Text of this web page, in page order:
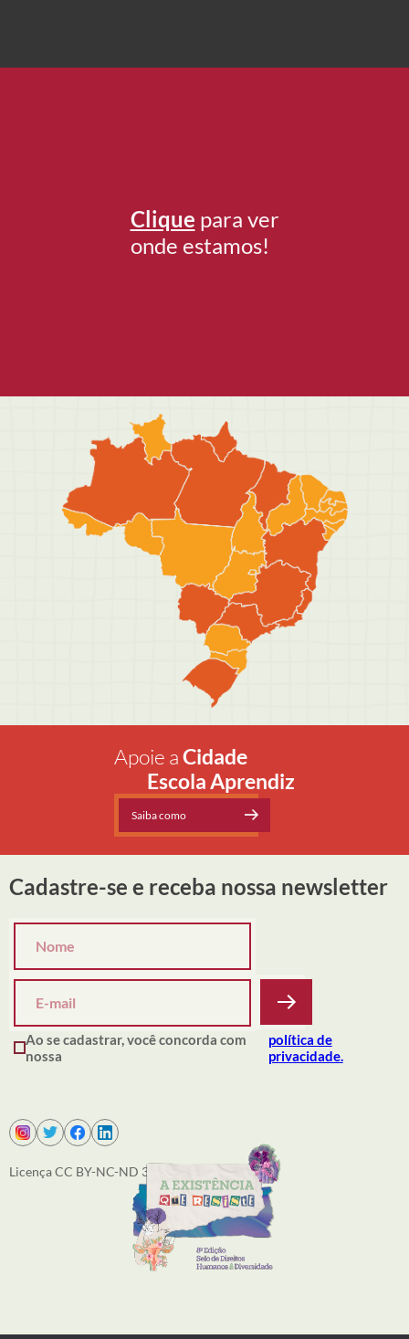
Clique para ver
onde estamos!
Apoie aCidade
Escola Aprendiz
Saiba como
Cadastre-se e receba nossa newsletter
Ao se cadastrar, você concorda com
nossa
política de
privacidade.
Licença CC BY-NC-ND 3.0